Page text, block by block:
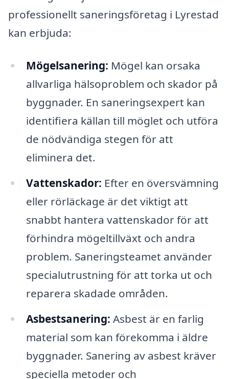
professionellt saneringsföretag i Lyrestad
kan erbjuda:
Mögelsanering: Mögel kan orsaka
allvarliga hälsoproblem och skador på
byggnader. En saneringsexpert kan
identifiera källan till möglet och utföra
de nödvändiga stegen för att
eliminera det.
Vattenskador: Efter en översvämning
eller rörläckage är det viktigt att
snabbt hantera vattenskador för att
förhindra mögeltillväxt och andra
problem. Saneringsteamet använder
specialutrustning för att torka ut och
reparera skadade områden.
Asbestsanering: Asbest är en farlig
material som kan förekomma i äldre
byggnader. Sanering av asbest kräver
speciella metoder och